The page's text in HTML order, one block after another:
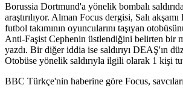
Borussia Dortmund'a yönelik bombalı
araştırılıyor. Alman Focus dergisi, Salı
futbol takımının oyuncularını taşıyan
Anti-Faşist Cephenin üstlendiğini belirten bir
yazdı. Bir diğer iddia ise saldırıyı DEAŞ'ın
Otobüse yönelik saldırıyla ilgili olarak 1 kişi
BBC Türkçe'nin haberine göre Focus,